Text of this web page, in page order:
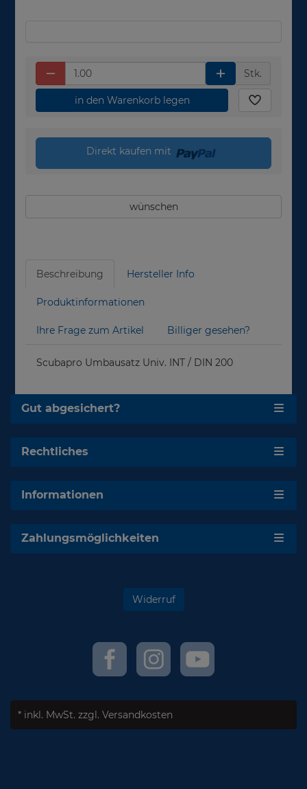
Stk.
in den Warenkorb legen
Direkt kaufen mit
wünschen
Beschreibung Hersteller Info
Produktinformationen
Ihre Frage zum Artikel Billiger gesehen?
Scubapro Umbausatz Univ. INT / DIN 200
Gut abgesichert?
Rechtliches
Informationen
Zahlungsmöglichkeiten
Widerruf
* inkl. MwSt. zzgl. Versandkosten